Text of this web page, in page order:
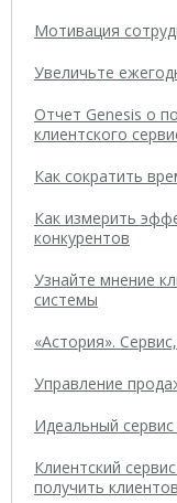
Мотивация
Увеличьте
Отчет Genesis о
клиентского
Как сократить
Как измерить
конкурентов
Узнайте мнение
системы
«Астория».
Управление
Идеальный
Клиентский
получить